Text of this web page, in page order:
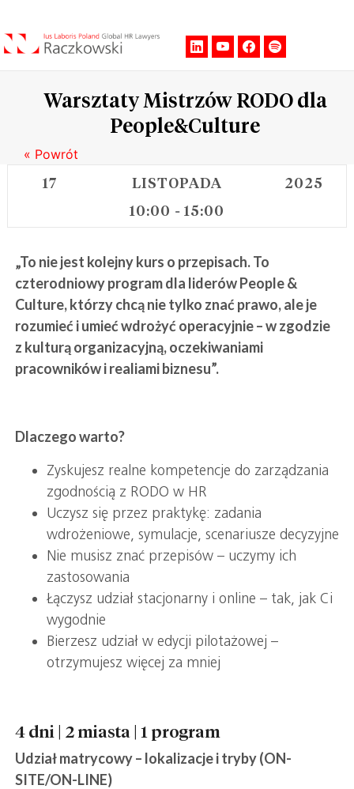
Warsztaty Mistrzów RODO dla
People&Culture
« Powrót
17 LISTOPADA
2025
10:00 - 15:00
„To nie jest kolejny kurs o przepisach. To
czterodniowy program dla liderów People &
Culture, którzy chcą nie tylko znać prawo, ale je
rozumieć i umieć wdrożyć operacyjnie – w zgodzie
z kulturą organizacyjną, oczekiwaniami
pracowników i realiami biznesu”.
Dlaczego warto?
Zyskujesz realne kompetencje do zarządzania
zgodnością z RODO w HR
Uczysz się przez praktykę: zadania
wdrożeniowe, symulacje, scenariusze decyzyjne
Nie musisz znać przepisów – uczymy ich
zastosowania
Łączysz udział stacjonarny i online – tak, jak Ci
wygodnie
Bierzesz udział w edycji pilotażowej –
otrzymujesz więcej za mniej
4 dni | 2 miasta | 1 program
Udział matrycowy – lokalizacje i tryby (ON-
SITE/ON-LINE)